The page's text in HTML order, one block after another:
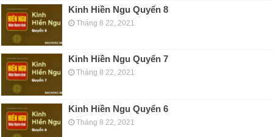
Kinh Hiền Ngu Quyển 8
Tháng 8 22, 2021
Kinh Hiền Ngu Quyển 7
Tháng 8 22, 2021
Kinh Hiền Ngu Quyển 6
Tháng 8 22, 2021